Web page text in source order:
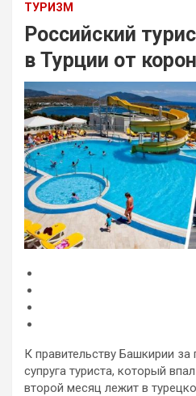
ТУРИЗМ
Российский
в Турции от
К правительству Башкирии
супруга туриста, который
второй месяц лежит в